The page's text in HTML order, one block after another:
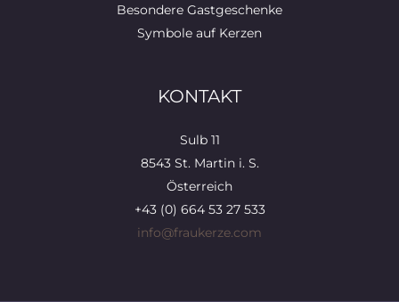
Besondere Gastgeschenke
Symbole auf Kerzen
KONTAKT
Sulb 11
8543 St. Martin i. S.
Österreich
+43 (0) 664 53 27 533
info@fraukerze.com